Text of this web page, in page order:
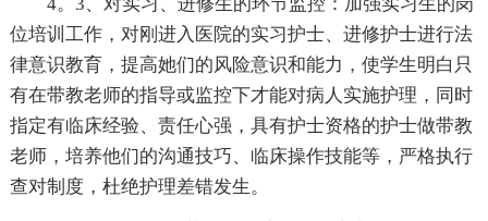
位培训工作，对刚进入医院的实习护士、进修护士进行法
律意识教育，提高她们的风险意识和能力，使学生明白只
有在带教老师的指导或监控下才能对病人实施护理，同时
指定有临床经验、责任心强，具有护士资格的护士做带教
老师，培养他们的沟通技巧、临床操作技能等，严格执行
查对制度，杜绝护理差错发生。